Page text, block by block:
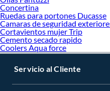
Concertina
Ruedas para portones Ducasse
Camaras de seguridad
Cortavientos mujer Trip
Cemento secado rapido
Coolers Aqua force
Servicio al Cliente